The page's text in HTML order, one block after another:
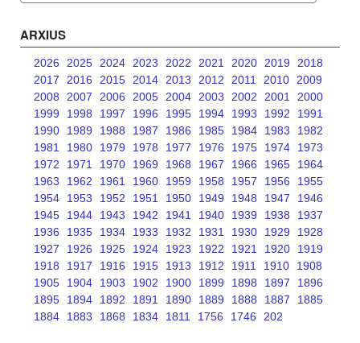
ARXIUS
2026 2025 2024 2023 2022 2021 2020 2019
2018
2017
2016 2015 2014 2013 2012 2011 2010
2009
2008
2007 2006 2005 2004 2003 2002 2001
2000
1999
1998 1997 1996 1995 1994 1993 1992
1991
1990
1989 1988 1987 1986 1985 1984 1983
1982
1981
1980 1979 1978 1977 1976 1975 1974
1973
1972
1971 1970 1969 1968 1967 1966 1965
1964
1963
1962 1961 1960 1959 1958 1957 1956
1955
1954
1953 1952 1951 1950 1949 1948 1947
1946
1945
1944 1943 1942 1941 1940 1939 1938
1937
1936
1935 1934 1933 1932 1931 1930 1929
1928
1927
1926 1925 1924 1923 1922 1921 1920
1919
1918
1917 1916 1915 1913 1912 1911 1910
1908
1905
1904 1903 1902 1900 1899 1898 1897
1896
1895
1894 1892 1891 1890 1889 1888 1887
1885
1884
1883 1868 1834 1811 1756 1746 202